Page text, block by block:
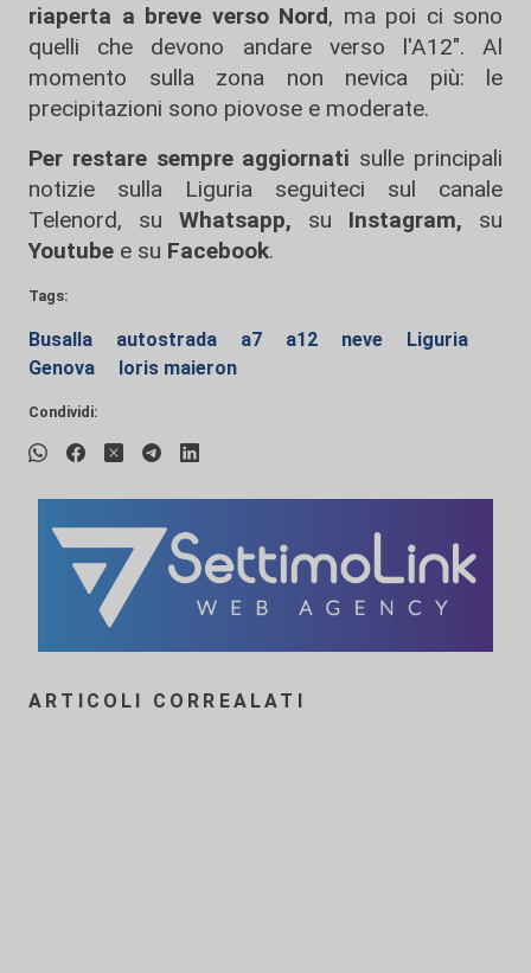
riaperta a breve verso Nord, ma poi ci sono
quelli che devono andare verso l'A12". Al
momento sulla zona non nevica più: le
precipitazioni sono piovose e moderate.
Per restare sempre aggiornati sulle principali
notizie sulla Liguria seguiteci sul canale
Telenord, su
Whatsapp, su Instagram, su
Youtube e su Facebook.
Tags:
Busalla autostrada a7 a12 neve
Liguria
Genova
loris maieron
Condividi:
ARTICOLI CORREALATI